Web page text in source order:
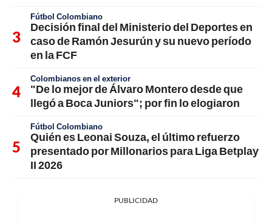
Fútbol Colombiano
Decisión final del Ministerio del Deportes en
caso de Ramón Jesurún y su nuevo período
en la FCF
Colombianos en el exterior
"De lo mejor de Álvaro Montero desde que
llegó a Boca Juniors"; por fin lo elogiaron
Fútbol Colombiano
Quién es Leonai Souza, el último refuerzo
presentado por Millonarios para Liga Betplay
II 2026
PUBLICIDAD